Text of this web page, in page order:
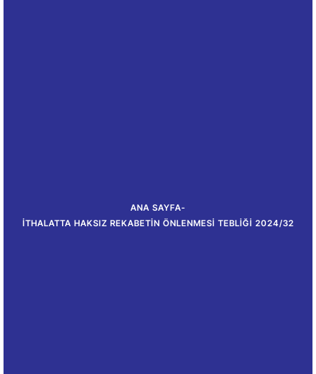
ANA SAYFA-
İTHALATTA HAKSIZ REKABETIN ÖNLENMESI TEBLIĞI 2024/32